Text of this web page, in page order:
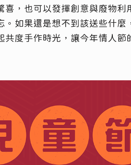
喜，也可以發揮創意與廢物利
如果還是想不到該送些什麼
度手作時光，讓今年情人節